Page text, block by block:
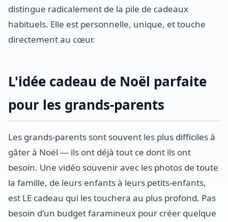
distingue radicalement de la pile de cadeaux
habituels. Elle est personnelle, unique, et touche
directement au cœur.
L'idée cadeau de Noël parfaite
pour les grands-parents
Les grands-parents sont souvent les plus difficiles à
gâter à Noël — ils ont déjà tout ce dont ils ont
besoin. Une vidéo souvenir avec les photos de toute
la famille, de leurs enfants à leurs petits-enfants,
est LE cadeau qui les touchera au plus profond. Pas
besoin d'un budget faramineux pour créer quelque